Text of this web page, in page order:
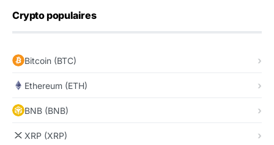
Crypto populaires
Bitcoin (BTC)
Ethereum (ETH)
BNB (BNB)
XRP (XRP)